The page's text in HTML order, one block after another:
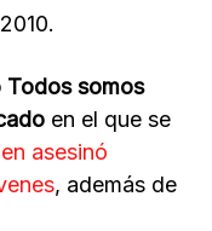
somos
en el que se
asesinó
, además de